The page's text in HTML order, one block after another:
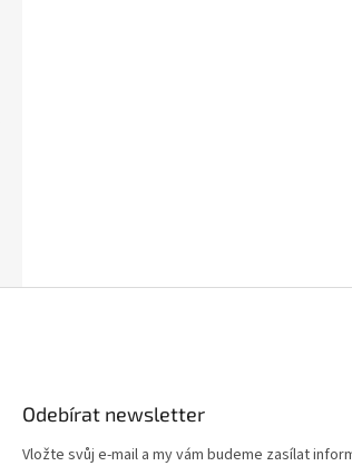
Odebírat newsletter
Vložte svůj e-mail a my vám budeme zasílat